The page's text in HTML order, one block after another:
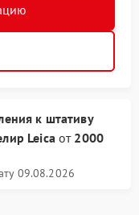
к штативу
Leicaот 2000
09.08.2026